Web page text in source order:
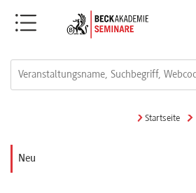
Menü
Startseite
Neu